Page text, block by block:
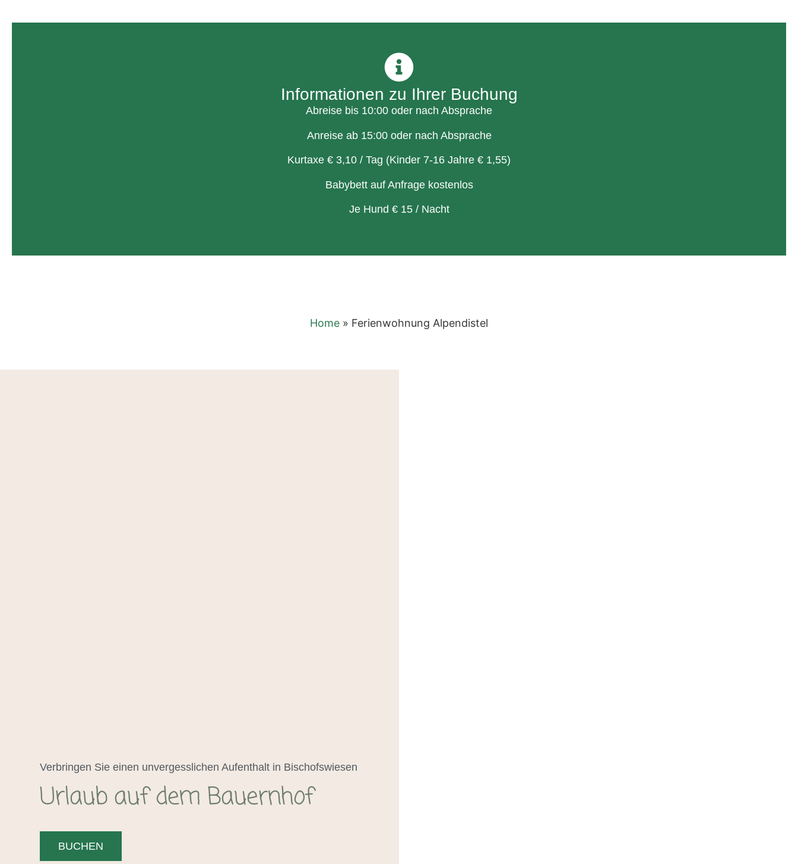
Informationen zu Ihrer Buchung
Abreise bis 10:00 oder nach Absprache
Anreise ab 15:00 oder nach Absprache
Kurtaxe € 3,10 / Tag (Kinder 7-16 Jahre € 1,55)
Babybett auf Anfrage kostenlos
Je Hund € 15 / Nacht
Home » Ferienwohnung Alpendistel
Verbringen Sie einen unvergesslichen Aufenthalt in Bischofswiesen
Urlaub auf dem Bauernhof
BUCHEN